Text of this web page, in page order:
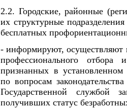
2.2. Городские, районные
их структурные
бесплатных
- информируют, осуществляют
профессионального отбора
признанных в
по вопросам
Государственной службой
получивших статус